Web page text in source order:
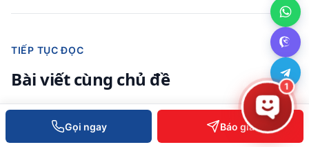
Gọi ngay Báo giá
TIẾP TỤC ĐỌC
Bài viết cùng chủ đề
Máy in bill hóa đơn nhiệt chuyên
nghiệp cho doanh nghiệp Miền
1